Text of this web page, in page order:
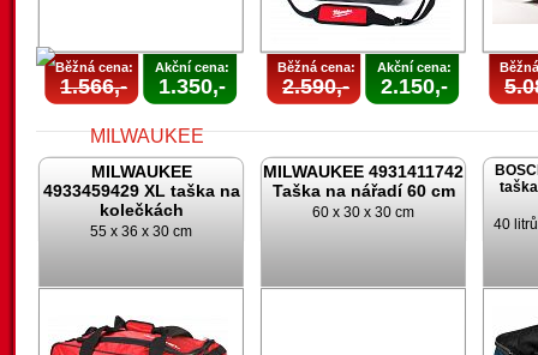
AKCE
UKONČENA
Běžná cena:
1.566,-
Akční cena:
1.350,-
Běžná cena:
2.590,-
Akční cena:
2.150,-
MILWAUKEE
4933459429 XL taška na
kolečkách
55 x 36 x 30 cm
MILWAUKEE 4931411742
Taška na nářadí 60 cm
60 x 30 x 30 cm
40